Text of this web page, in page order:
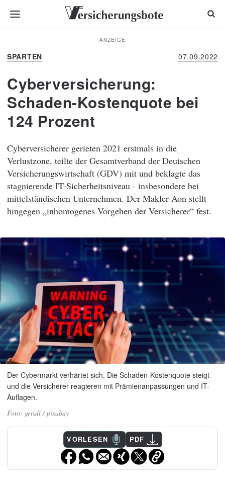
ANZEIGE
SPARTEN 07.09.2022
Cyberversicherung:
Schaden-Kostenquote bei
124 Prozent
Cyberversicherer gerieten 2021 erstmals in die
Verlustzone, teilte der Gesamtverband der Deutschen
Versicherungswirtschaft (GDV) mit und beklagte das
stagnierende IT-Sicherheitsniveau - insbesondere bei
mittelständischen Unternehmen. Der Makler Aon stellt
hingegen „inhomogenes Vorgehen der Versicherer“ fest.
Der Cybermarkt verhärtet sich. Die Schaden-Kostenquote steigt
und die Versicherer reagieren mit Prämienanpassungen und IT-
Auflagen.
geralt / pixabay
VORLESEN PDF